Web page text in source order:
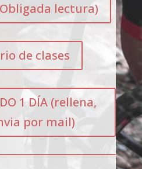
lectura)
de clases
1 DÍA (rellena,
por mail)